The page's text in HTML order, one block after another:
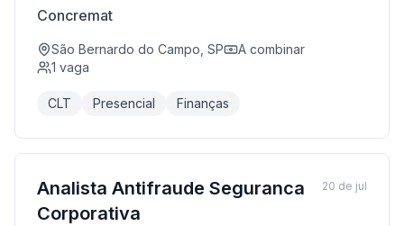
Concremat
São Bernardo do Campo, SP
A combinar
1 vaga
CLT Presencial Finanças
Analista Antifraude Seguranca
Corporativa
20 de jul